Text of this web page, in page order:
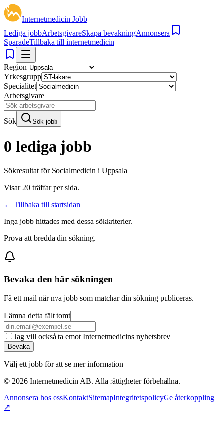
Internetmedicin Jobb
Lediga jobbArbetsgivareSkapa bevakningAnnonsera
SparadeTillbaka till internetmedicin
Region
Yrkesgrupp
Specialitet
Arbetsgivare
Sök Sök jobb
0 lediga jobb
Sökresultat för Socialmedicin i Uppsala
Visar 20 träffar per sida.
← Tillbaka till startsidan
Inga jobb hittades med dessa sökkriterier.
Prova att bredda din sökning.
Bevaka den här sökningen
Få ett mail när nya jobb som matchar din sökning publiceras.
Lämna detta fält tomt
Jag vill också ta emot Internetmedicins nyhetsbrev
Bevaka
Välj ett jobb för att se mer information
© 2026 Internetmedicin AB. Alla rättigheter förbehållna.
Annonsera hos ossKontaktSitemapIntegritetspolicyGe återkoppling
↗